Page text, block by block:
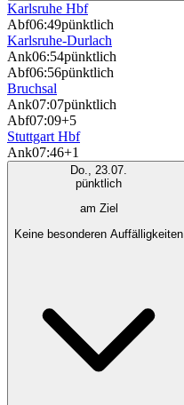
Karlsruhe Hbf
Abf06:49pünktlich
Karlsruhe-Durlach
Ank06:54pünktlich
Abf06:56pünktlich
Bruchsal
Ank07:07pünktlich
Abf07:09+5
Stuttgart Hbf
Ank07:46+1
Do., 23.07.
pünktlich
am Ziel
Keine besonderen Auffälligkeiten